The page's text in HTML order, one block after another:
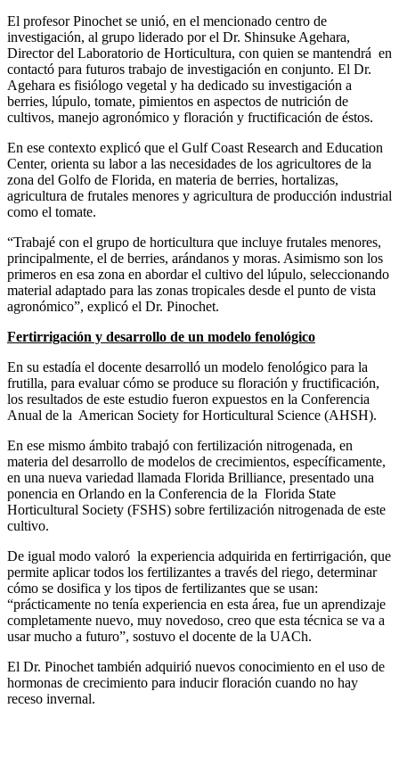
El profesor Pinochet se unió, en el mencionado centro de
investigación, al grupo liderado por el Dr. Shinsuke Agehara,
Director del Laboratorio de Horticultura, con quien se mantendrá en
contactó para futuros trabajo de investigación en conjunto. El Dr.
Agehara es fisiólogo vegetal y ha dedicado su investigación a
berries, lúpulo, tomate, pimientos en aspectos de nutrición de
cultivos, manejo agronómico y floración y fructificación de éstos.
En ese contexto explicó que el Gulf Coast Research and Education
Center, orienta su labor a las necesidades de los agricultores de la
zona del Golfo de Florida, en materia de berries, hortalizas,
agricultura de frutales menores y agricultura de producción industrial
como el tomate.
“Trabajé con el grupo de horticultura que incluye frutales menores,
principalmente, el de berries, arándanos y moras. Asimismo son los
primeros en esa zona en abordar el cultivo del lúpulo, seleccionando
material adaptado para las zonas tropicales desde el punto de vista
agronómico”, explicó el Dr. Pinochet.
Fertirrigación y desarrollo de un modelo fenológico
En su estadía el docente desarrolló un modelo fenológico para la
frutilla, para evaluar cómo se produce su floración y fructificación,
los resultados de este estudio fueron expuestos en la Conferencia
Anual de la American Society for Horticultural Science (AHSH).
En ese mismo ámbito trabajó con fertilización nitrogenada, en
materia del desarrollo de modelos de crecimientos, específicamente,
en una nueva variedad llamada Florida Brilliance, presentado una
ponencia en Orlando en la Conferencia de la Florida State
Horticultural Society (FSHS) sobre fertilización nitrogenada de este
cultivo.
De igual modo valoró la experiencia adquirida en fertirrigación, que
permite aplicar todos los fertilizantes a través del riego, determinar
cómo se dosifica y los tipos de fertilizantes que se usan:
“prácticamente no tenía experiencia en esta área, fue un aprendizaje
completamente nuevo, muy novedoso, creo que esta técnica se va a
usar mucho a futuro”, sostuvo el docente de la UACh.
El Dr. Pinochet también adquirió nuevos conocimiento en el uso de
hormonas de crecimiento para inducir floración cuando no hay
receso invernal.